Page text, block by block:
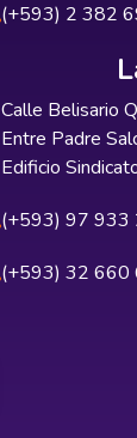
(+593) 2 382
Calle Belisario
Entre Padre
Edificio
(+593) 97 933
(+593) 32 660